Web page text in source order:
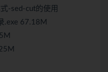
-sed-cut的使用
.exe 67.18M